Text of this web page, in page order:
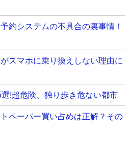
約システムの不具合の裏事情！
スマホに乗り換えしない理由に
選!超危険、独り歩き危ない都市
ペーパー買い占めは正解？その